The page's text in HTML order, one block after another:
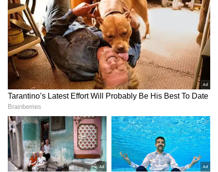
அல்லது கூடுதல் வருமானம் கிடைக்கும்
வாய்ப்பு உருவாகலாம்.
இதையும் படியுங்கள்…Siragadikka Aasai :
மீனாவுக்கு ஸ்கெட்ச் போட்ட
சிந்தாமணியின் கணவர்... அடிதடியில்
இறங்கிய மனோஜ் - முத்து..!